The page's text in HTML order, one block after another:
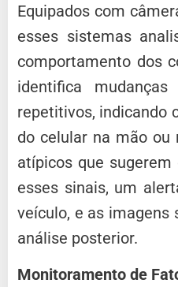
Equipados com
esses sistemas
comportamento dos
identifica
repetitivos, indicando
do celular na mão
atípicos que sugerem
esses sinais, um
veículo, e as imagens
análise posterior.
Monitoramento de